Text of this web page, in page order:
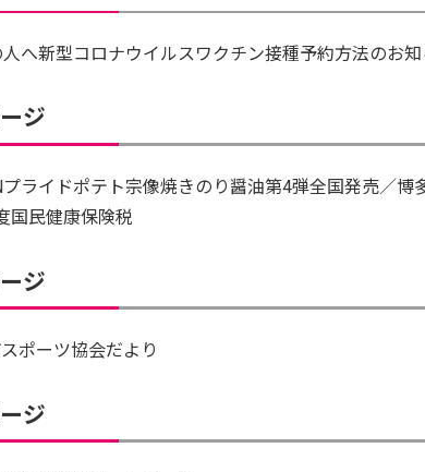
へ新型コロナウイルスワクチン接種予約方法のお知
ジ
プライドポテト宗像焼きのり醤油第4弾全国発売／
国民健康保険税
ジ
ポーツ協会だより
ジ